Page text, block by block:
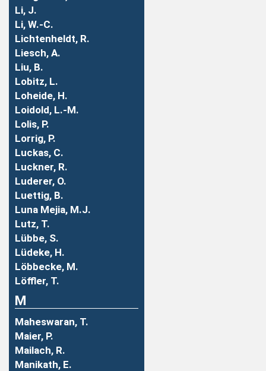
Li, J.
Li, W.-C.
Lichtenheldt, R.
Liesch, A.
Liu, B.
Lobitz, L.
Loheide, H.
Loidold, L.-M.
Lolis, P.
Lorrig, P.
Luckas, C.
Luckner, R.
Luderer, O.
Luettig, B.
Luna Mejia, M.J.
Lutz, T.
Lübbe, S.
Lüdeke, H.
Löbbecke, M.
Löffler, T.
M
Maheswaran, T.
Maier, P.
Mailach, R.
Manikath, E.